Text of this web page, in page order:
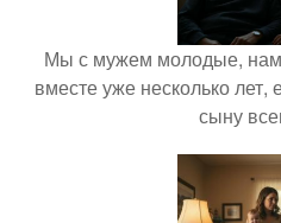
Мы с мужем молодые, нам
вместе уже несколько лет,
сыну